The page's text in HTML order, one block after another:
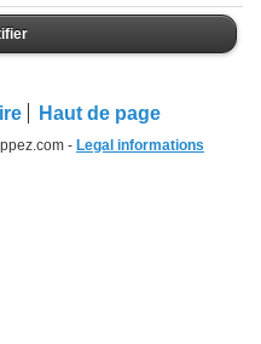
Haut de page
- Legal informations